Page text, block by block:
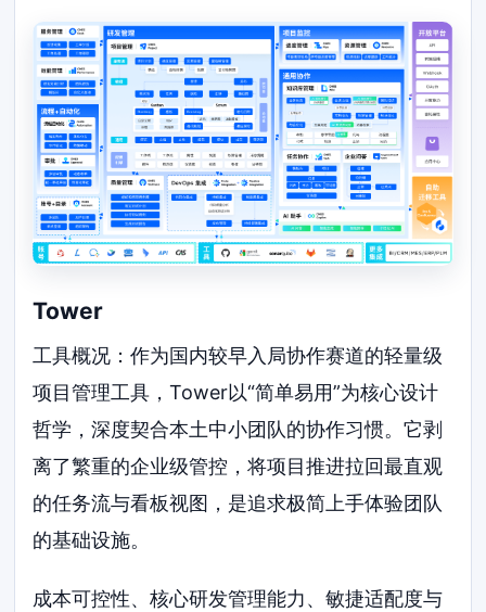
Tower
工具概况：作为国内较早入局协作赛道的轻量级
项目管理工具，Tower以“简单易用”为核心设计
哲学，深度契合本土中小团队的协作习惯。它剥
离了繁重的企业级管控，将项目推进拉回最直观
的任务流与看板视图，是追求极简上手体验团队
的基础设施。
成本可控性、核心研发管理能力、敏捷适配度与